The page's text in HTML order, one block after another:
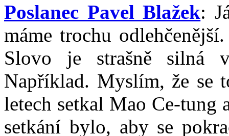
Poslanec Pavel Blažek:
máme trochu
Slovo je strašně silná
Například. Myslím, že se
letech setkal Mao Ce-tung
setkání bylo, aby se